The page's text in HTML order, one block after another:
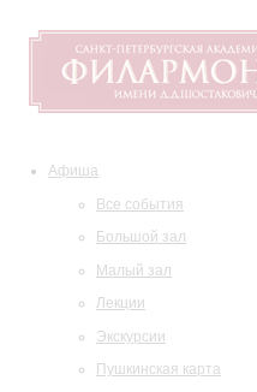
Афиша
Все события
Большой зал
Малый зал
Лекции
Экскурсии
Пушкинская карта